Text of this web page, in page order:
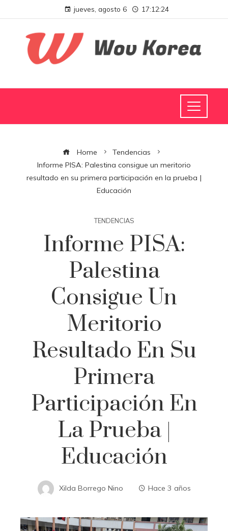
jueves, agosto 6 17:12:25
Home
Tendencias
Informe PISA: Palestina consigue un meritorio
resultado en su primera participación en la prueba |
Educación
TENDENCIAS
Informe PISA:
Palestina
Consigue Un
Meritorio
Resultado En Su
Primera
Participación En
La Prueba |
Educación
Xilda Borrego Nino Hace 3 años